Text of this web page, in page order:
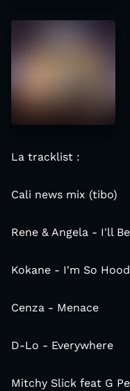
La tracklist :
Cali news mix (tibo)
Rene & Angela - I'll
Kokane - I'm So Hood
Cenza - Menace
D-Lo - Everywhere
Mitchy Slick feat G